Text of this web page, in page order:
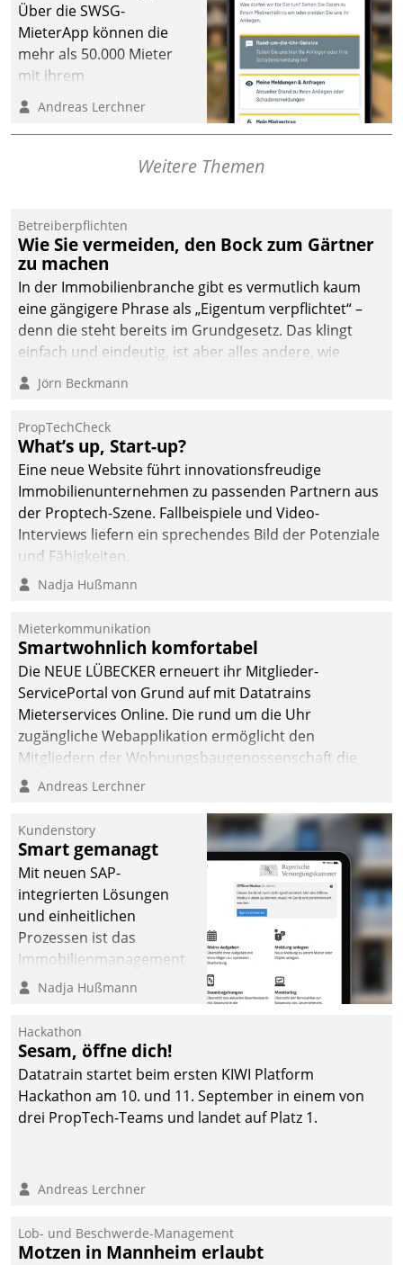
Über die SWSG-
MieterApp können die
mehr als 50.000 Mieter
mit ihrem
Wohnungsunternehmen
kommunizieren, auf dem
Laufenden bleiben, Daten
einsehen und ändern
abgeben – rund um die
Uhr.
Andreas Lerchner
Weitere Themen
Betreiberpflichten
Wie Sie vermeiden, den Bock zum Gärtner
zu machen
In der Immobilienbranche gibt es vermutlich kaum
eine gängigere Phrase als „Eigentum verpflichtet“ –
denn die steht bereits im Grundgesetz. Das klingt
einfach und eindeutig, ist aber alles andere, wie
Branchenbeschäftigte wissen. Denn mit der
Verantwortung folgen Verpflichtungen.
Jörn Beckmann
PropTechCheck
What’s up, Start-up?
Eine neue Website führt innovationsfreudige
Immobilienunternehmen zu passenden Partnern aus
der Proptech-Szene. Fallbeispiele und Video-
Interviews liefern ein sprechendes Bild der Potenziale
und Fähigkeiten.
Nadja Hußmann
Mieterkommunikation
Smartwohnlich komfortabel
Die NEUE LÜBECKER erneuert ihr Mitglieder-
ServicePortal von Grund auf mit Datatrains
Mieterservices Online. Die rund um die Uhr
zugängliche Webapplikation ermöglicht den
Mitgliedern der Wohnungs­bau­genossenschaft die
Kontaktaufnahme per Smartphone, Tablet oder PC.
Andreas Lerchner
Kundenstory
Smart gemanagt
Mit neuen SAP-
integrierten Lösungen
und einheitlichen
Prozessen ist das
Immobilienmanagement
der Bayerischen
Ressort Kapitalanlage für
künftige Aufgaben und
Herausforderungen
gerüstet.
Nadja Hußmann
Hackathon
Sesam, öffne dich!
Datatrain startet beim ersten KIWI Platform
Hackathon am 10. und 11. September in einem von
drei PropTech-Teams und landet auf Platz 1.
Andreas Lerchner
Lob- und Beschwerde-Management
Motzen in Mannheim erlaubt